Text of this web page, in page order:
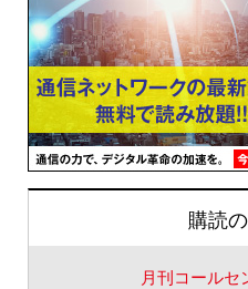
購読
月刊コールセ